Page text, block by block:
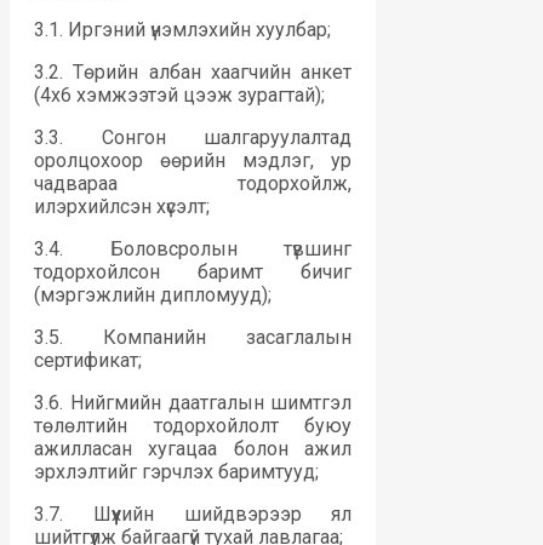
3.1. Иргэний үнэмлэхийн хуулбар;
3.2. Төрийн албан хаагчийн анкет
(4х6 хэмжээтэй цээж зурагтай);
3.3. Сонгон шалгаруулалтад
оролцохоор өөрийн мэдлэг, ур
чадвараа тодорхойлж,
илэрхийлсэн хүсэлт;
3.4. Боловсролын түвшинг
тодорхойлсон баримт бичиг
(мэргэжлийн дипломууд);
3.5. Компанийн засаглалын
сертификат;
3.6. Нийгмийн даатгалын шимтгэл
төлөлтийн тодорхойлолт буюу
ажилласан хугацаа болон ажил
эрхлэлтийг гэрчлэх баримтууд;
3.7. Шүүхийн шийдвэрээр ял
шийтгүүлж байгаагүй тухай лавлагаа;